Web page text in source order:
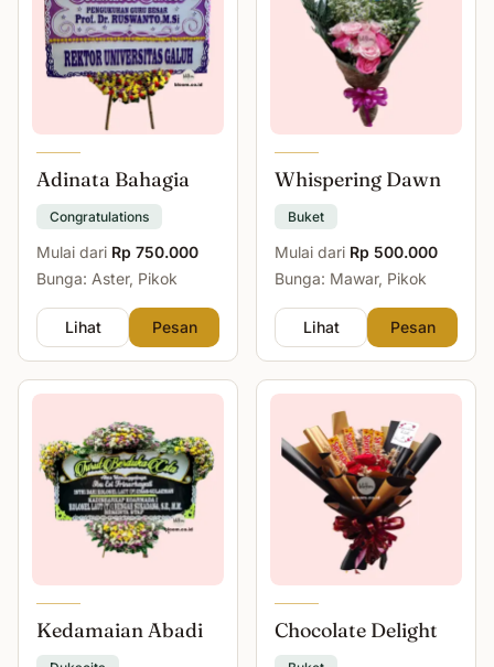
Adinata Bahagia
Congratulations
Mulai dari Rp 750.000
Bunga: Aster, Pikok
Lihat Pesan
Whispering Dawn
Buket
Mulai dari Rp 500.000
Bunga: Mawar, Pikok
Lihat Pesan
Kedamaian Abadi Chocolate Delight